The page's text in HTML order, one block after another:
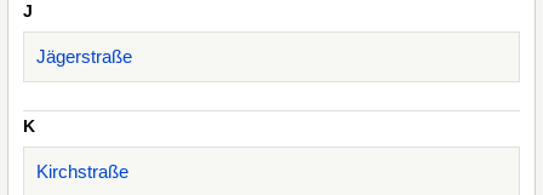
J
Jägerstraße
K
Kirchstraße